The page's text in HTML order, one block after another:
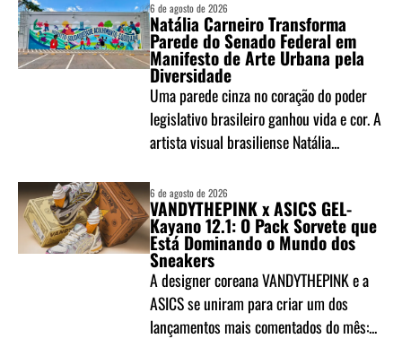
6 de agosto de 2026
Natália Carneiro Transforma
Parede do Senado Federal em
Manifesto de Arte Urbana pela
Diversidade
Uma parede cinza no coração do poder
legislativo brasileiro ganhou vida e cor. A
artista visual brasiliense Natália...
6 de agosto de 2026
VANDYTHEPINK x ASICS GEL-
Kayano 12.1: O Pack Sorvete que
Está Dominando o Mundo dos
Sneakers
A designer coreana VANDYTHEPINK e a
ASICS se uniram para criar um dos
lançamentos mais comentados do mês:...